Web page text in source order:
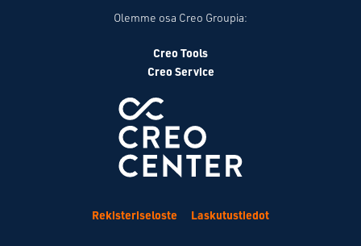
Olemme osa Creo Groupia:
Creo Tools
Creo Service
Rekisteriseloste Laskutustiedot